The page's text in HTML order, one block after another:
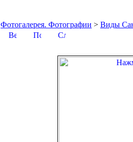
Фотогалерея. Фотографии > Виды